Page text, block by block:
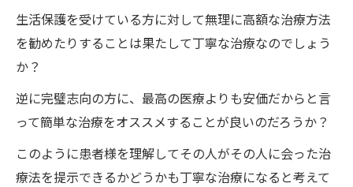
生活保護を受けている方に対して無理に高額な治療方法
を勧めたりすることは果たして丁寧な治療なのでしょう
か？
逆に完璧志向の方に、最高の医療よりも安価だからと言
って簡単な治療をオススメすることが良いのだろうか？
このように患者様を理解してその人がその人に会った治
療法を提示できるかどうかも丁寧な治療になると考えて